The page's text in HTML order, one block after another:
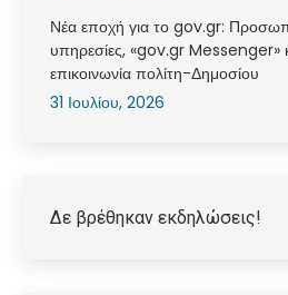
Νέα εποχή για το gov.gr:
υπηρεσίες, «gov.gr Messenger»
επικοινωνία πολίτη-Δημοσίου
31 Ιουλίου, 2026
Δε βρέθηκαν εκδηλώσεις!